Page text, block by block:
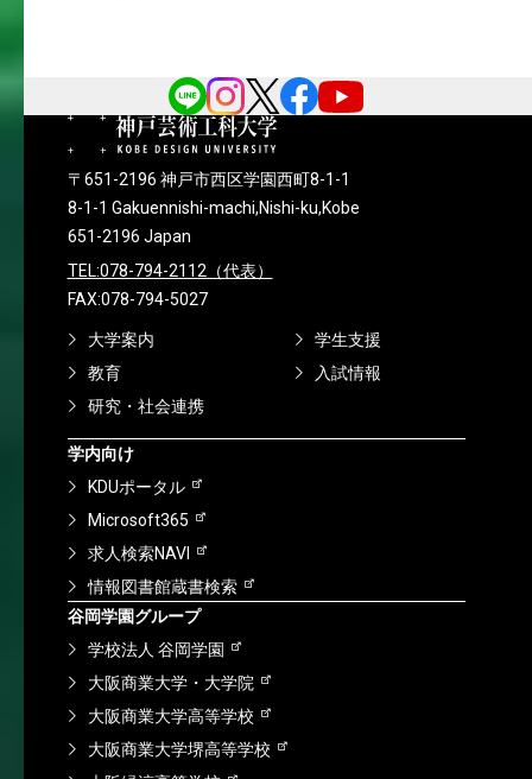
〒651-2196 神戸市西区学園西町8-1-1
8-1-1 Gakuennishi-machi,Nishi-ku,Kobe
651-2196 Japan
TEL:078-794-2112（代表）
FAX:078-794-5027
大学案内
学生支援
教育
入試情報
研究・社会連携
学内向け
KDUポータル
Microsoft365
求人検索NAVI
情報図書館蔵書検索
谷岡学園グループ
学校法人 谷岡学園
大阪商業大学・大学院
大阪商業大学高等学校
大阪商業大学堺高等学校